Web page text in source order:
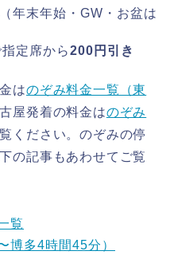
（年末年始・GW・お盆は
定席から200円引き
はのぞみ料金一覧（東
古屋発着の料金はのぞみ
ください。のぞみの停
の記事もあわせてご覧
覧
博多4時間45分）